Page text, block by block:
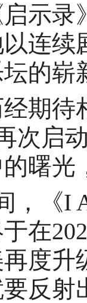
示录
连
的崭
待
次启
曙光
《I
在
度升
反射